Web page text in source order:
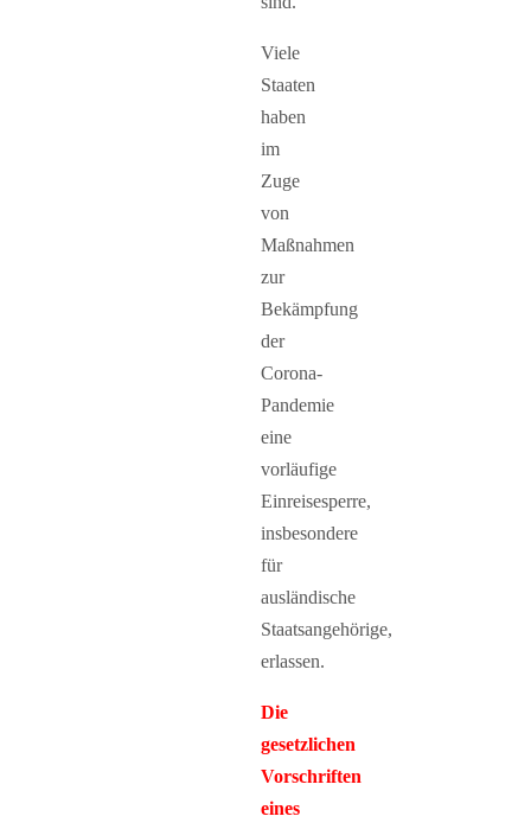
Viele
Staaten
haben
im
Zuge
von
Maßnahmen
zur
Bekämpfung
der
Corona-
Pandemie
eine
vorläufige
Einreisesperre,
insbesondere
für
ausländische
Staatsangehörige,
erlassen.
Die
gesetzlichen
Vorschriften
eines